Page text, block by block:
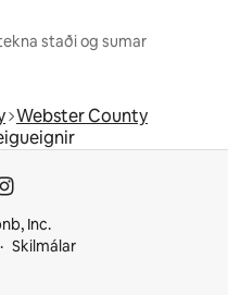
staði og sumar
Webster County
Inc.
Skilmálar